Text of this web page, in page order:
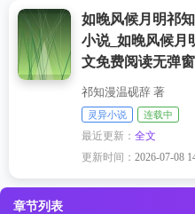
如晚风候月明祁
小说_如晚风候月
文免费阅读无弹
祁知漫温砚辞 著
灵异小说 连载中
最近更新：全文
更新时间：2026-07-08
章节列表